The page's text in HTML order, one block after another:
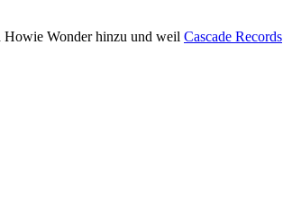
Howie Wonder hinzu und weil Cascade Records